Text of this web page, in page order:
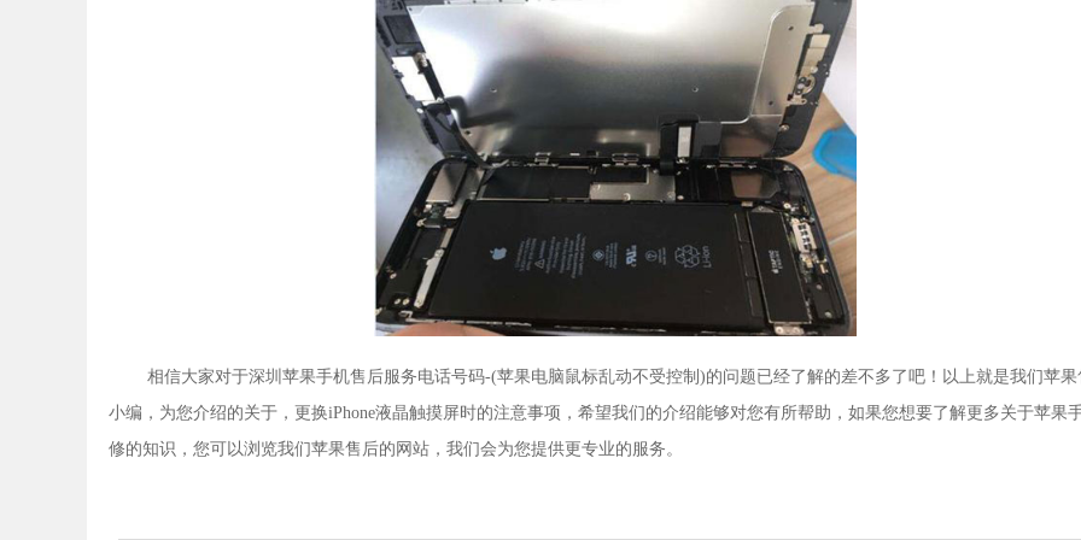
相信大家对于深圳苹果手机售后服务电话号码-(苹果电脑鼠标乱动不受控制)的问题已经了解的差不多了吧！以上就是我们苹果
小编，为您介绍的关于，更换iPhone液晶触摸屏时的注意事项，希望我们的介绍能够对您有所帮助，如果您想要了解更多关于苹果
修的知识，您可以浏览我们苹果售后的网站，我们会为您提供更专业的服务。